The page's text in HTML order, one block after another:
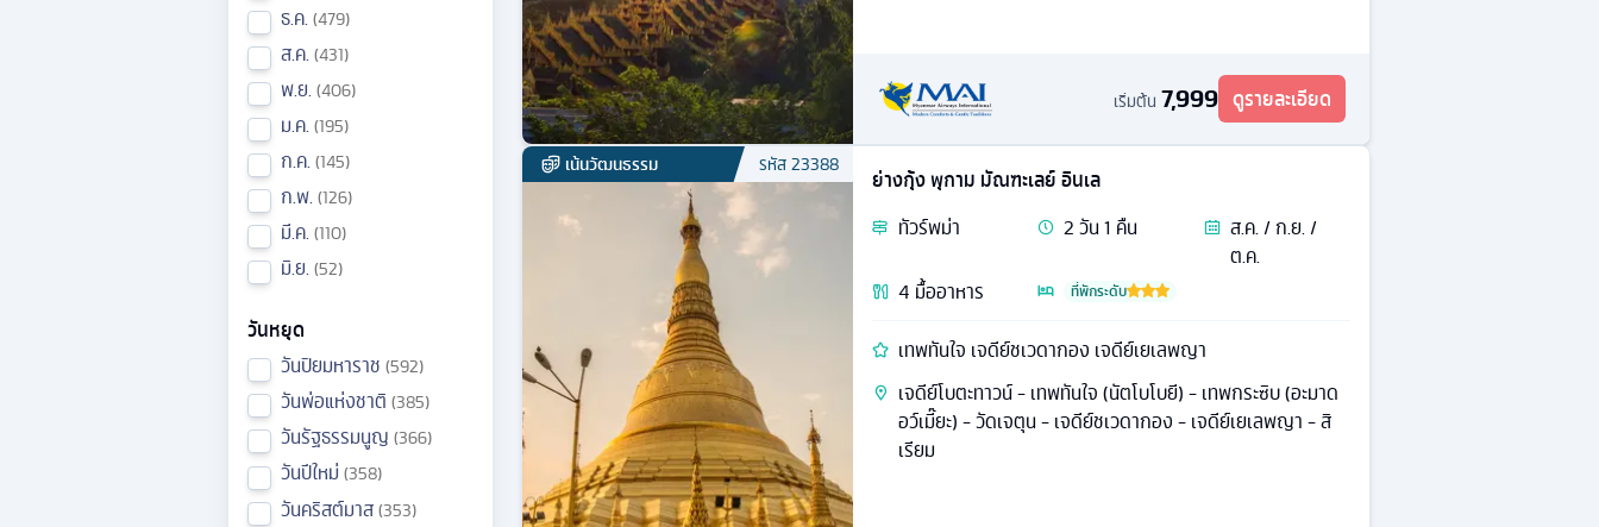
ธ.ค. 479
ส.ค. 431
พ.ย. 406
ม.ค. 195
ก.ค. 145
ก.พ. 126
มี.ค. 110
มิ.ย. 52
วันหยุด
วันปิยมหาราช 592
วันพ่อแห่งชาติ 385
วันรัฐธรรมนูญ 366
วันปีใหม่ 358
วันคริสต์มาส 353
เริ่มต้น 7,999 ดูรายละเอียด
เน้นวัฒนธรรม รหัส23388
ย่างกุ้ง พุกาม มัณฑะเลย์ อินเล
ทัวร์พม่า 2วัน1 คืน
ส.ค. / ก.ย. /
ต.ค.
4 มื้ออาหาร ที่พักระดับ
เทพทันใจ เจดีย์ชเวดากอง เจดีย์เยเลพญา
เจดีย์โบตะทาวน์ - เทพทันใจ (นัตโบโบยี) - เทพกระซิบ (อะมาด
อว์เมี๊ยะ) - วัดเจตุน - เจดีย์ชเวดากอง - เจดีย์เยเลพญา - สิ
เรียม